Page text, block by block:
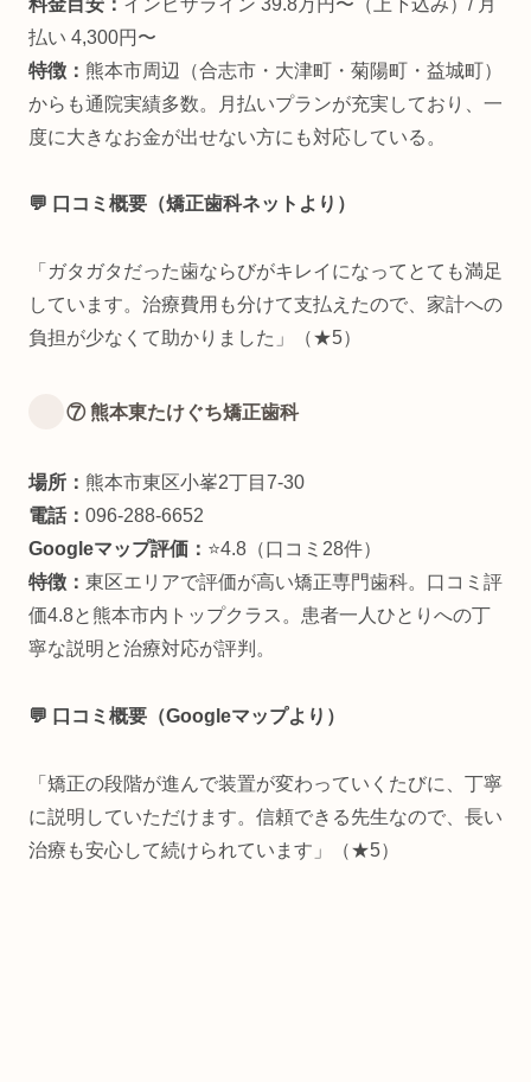
払い 4,300円〜
特徴： 熊本市周辺（合志市・大津町・菊陽町・益城町）
からも通院実績多数。月払いプランが充実しており、一
度に大きなお金が出せない方にも対応している。
💬 口コミ概要（矯正歯科ネットより）
「ガタガタだった歯ならびがキレイになってとても満足
しています。治療費用も分けて支払えたので、家計への
負担が少なくて助かりました」（★5）
⑦ 熊本東たけぐち矯正歯科
場所： 熊本市東区小峯2丁目7-30
電話： 096-288-6652
Googleマップ評価： ⭐4.8（口コミ28件）
特徴： 東区エリアで評価が高い矯正専門歯科。口コミ評
価4.8と熊本市内トップクラス。患者一人ひとりへの丁
寧な説明と治療対応が評判。
💬 口コミ概要（Googleマップより）
「矯正の段階が進んで装置が変わっていくたびに、丁寧
に説明していただけます。信頼できる先生なので、長い
治療も安心して続けられています」（★5）